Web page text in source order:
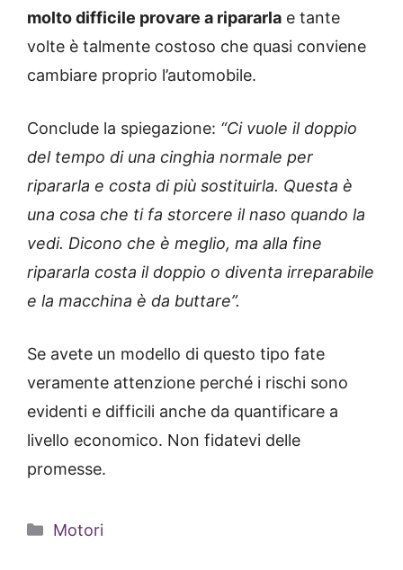
molto difficile provare a ripararla e tante
volte è talmente costoso che quasi conviene
cambiare proprio l’automobile.
Conclude la spiegazione: “Ci vuole il doppio
del tempo di una cinghia normale per
ripararla e costa di più sostituirla. Questa è
una cosa che ti fa storcere il naso quando la
vedi. Dicono che è meglio, ma alla fine
ripararla costa il doppio o diventa irreparabile
e la macchina è da buttare”.
Se avete un modello di questo tipo fate
veramente attenzione perché i rischi sono
evidenti e difficili anche da quantificare a
livello economico. Non fidatevi delle
promesse.
Categorie
Motori